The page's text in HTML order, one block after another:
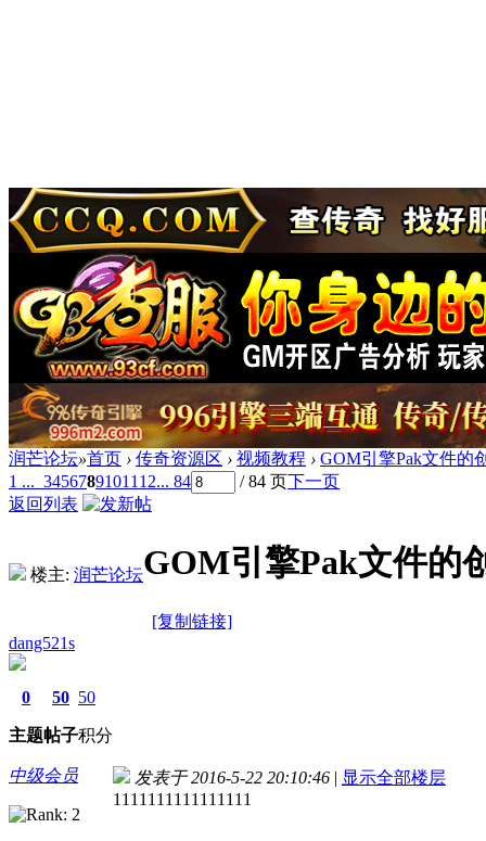
润芒论坛»首页 › 传奇资源区 › 视频教程 › GOM引擎Pak文件的
1 ... 34567891011 12... 84 / 84 页下一页
返回列表
楼主: 润芒论坛GOM引擎Pak文件的
[复制链接]
dang521s
0
主题
50
帖子
50
积分
中级会员 发表于 2016-5-22 20:10:46 | 显示全部楼层
1111111111111111